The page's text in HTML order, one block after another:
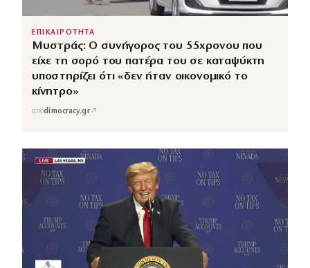
ΕΠΙΚΑΙΡΟΤΗΤΑ
Μυστράς: Ο συνήγορος του 55χρονου που
είχε τη σορό του πατέρα του σε καταψύκτη
υποστηρίζει ότι «δεν ήταν οικονομικό το
κίνητρο»
απόdimocracy.gr↗